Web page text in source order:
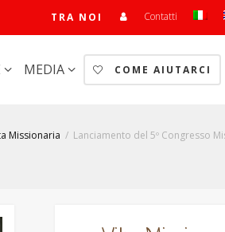
TRA NOI Contatti
MEDIA COME AIUTARCI
Missionaria
Lanciamento del 5º Congresso